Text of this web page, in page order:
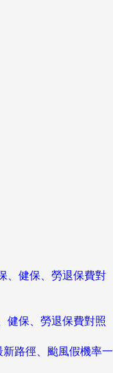
健保、勞退保費對照